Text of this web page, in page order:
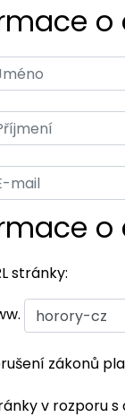
o
o
stránky:
zákonů
v rozporu